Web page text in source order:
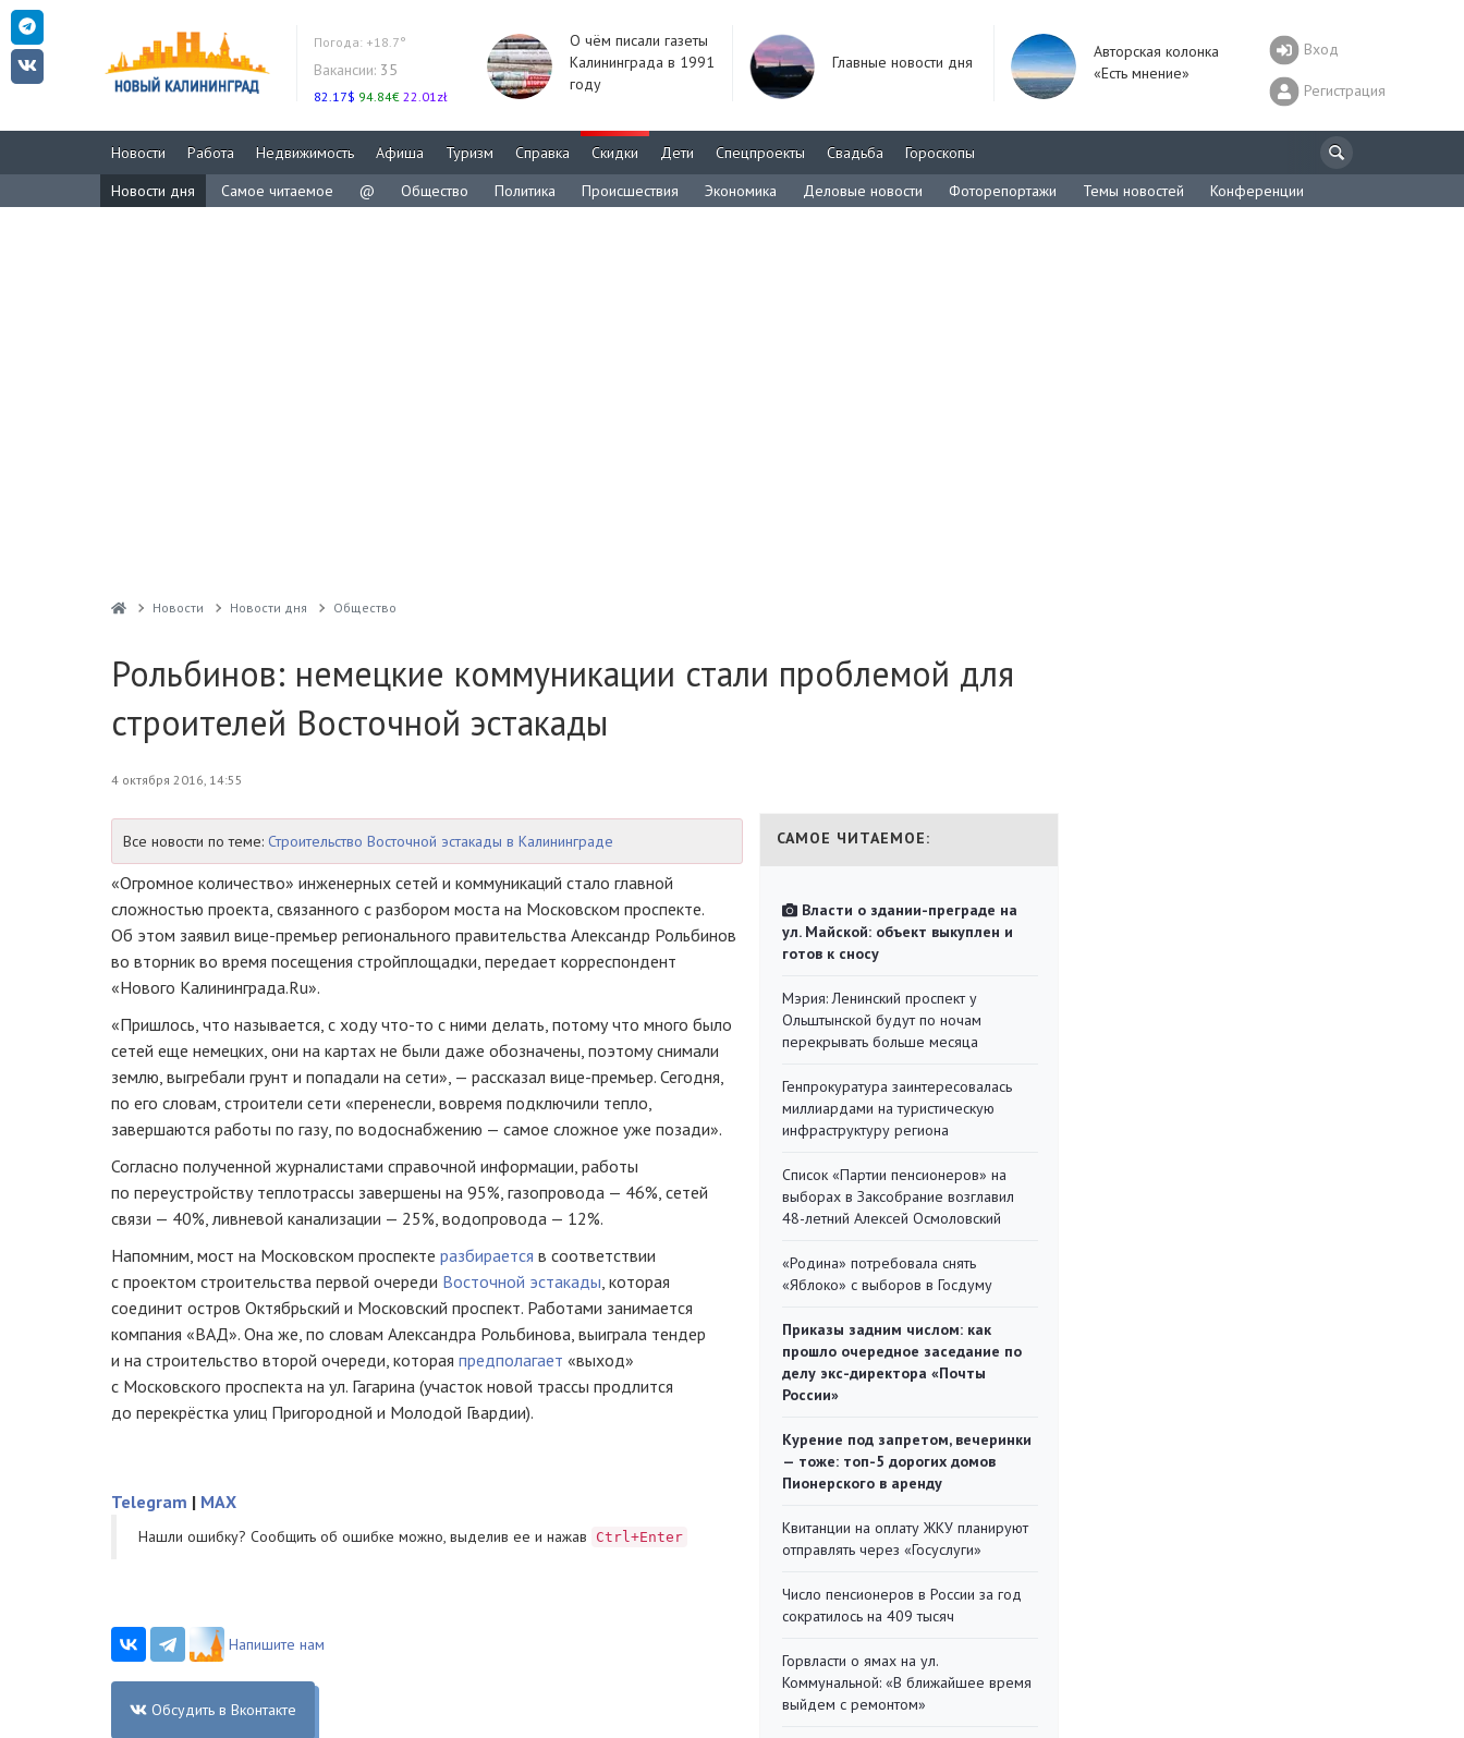
Погода: +18.7°
Вакансии: 35
82.17$ 94.84€ 22.01zł
О чём писали газеты
Калининграда в 1991
году
Главные новости дня
Авторская колонка
«Есть мнение»
Вход
Регистрация
Новости Работа Недвижимость Афиша Туризм Справка Скидки Дети Спецпроекты Свадьба
Гороскопы
Новости дня
Самое читаемое @ Общество Политика Происшествия Экономика Деловые новости Фоторепортажи Темы новостей Конференции
Новости Новости дня Общество
Рольбинов: немецкие коммуникации стали проблемой для
строителей Восточной эстакады
4 октября 2016, 14:55
Все новости по теме: Строительство Восточной эстакады в Калининграде
«Огромное количество» инженерных сетей и коммуникаций стало главной
сложностью проекта, связанного с разбором моста на Московском проспекте.
Об этом заявил вице-премьер регионального правительства Александр Рольбинов
во вторник во время посещения стройплощадки, передает корреспондент
«Нового Калининграда.Ru».
«Пришлось, что называется, с ходучто-то с ними делать, потому что много было
сетей еще немецких, они на картах не были даже обозначены, поэтому снимали
землю, выгребали грунт и попадали на сети», — рассказал вице-премьер. Сегодня,
по его словам, строители сети «перенесли, вовремя подключили тепло,
завершаются работы по газу, по водоснабжению — самое сложное уже позади».
Согласно полученной журналистами справочной информации, работы
по переустройству теплотрассы завершены на 95%, газопровода — 46%, сетей
связи — 40%, ливневой канализации — 25%, водопровода — 12%.
Напомним, мост на Московском проспекте разбирается в соответствии
с проектом строительства первой очереди Восточной эстакады, которая
соединит остров Октябрьский и Московский проспект. Работами занимается
компания «ВАД». Она же, по словам Александра Рольбинова, выиграла тендер
и на строительство второй очереди, которая предполагает «выход»
с Московского проспекта на ул. Гагарина (участок новой трассы продлится
до перекрёстка улиц Пригородной и Молодой Гвардии).
Telegram | MAX
Нашли ошибку? Cообщить об ошибке можно, выделив ее и нажав Ctrl+Enter
Напишите нам
Обсудить в Вконтакте
САМОЕ ЧИТАЕМОЕ:
Власти о здании-преграде на
ул. Майской: объект выкуплен и
готов к сносу
Мэрия: Ленинский проспект у
Ольштынской будут по ночам
перекрывать больше месяца
Генпрокуратура заинтересовалась
миллиардами на туристическую
инфраструктуру региона
Список «Партии пенсионеров» на
выборах в Заксобрание возглавил
48-летний Алексей Осмоловский
«Родина» потребовала снять
«Яблоко» с выборов в Госдуму
Приказы задним числом: как
прошло очередное заседание по
делу экс-директора «Почты
России»
Курение под запретом, вечеринки
— тоже: топ-5 дорогих домов
Пионерского в аренду
Квитанции на оплату ЖКУ планируют
отправлять через «Госуслуги»
Число пенсионеров в России за год
сократилось на 409 тысяч
Горвласти о ямах на ул.
Коммунальной: «В ближайшее время
выйдем с ремонтом»